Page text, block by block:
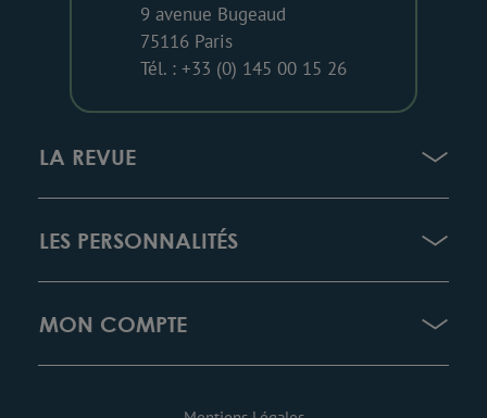
9 avenue Bugeaud
75116 Paris
Tél. : +33 (0) 145 00 15 26
LA REVUE
LES PERSONNALITÉS
MON COMPTE